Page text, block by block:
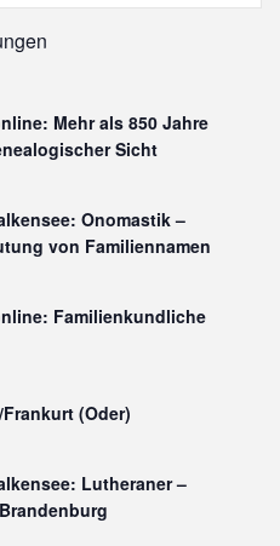
Mehr als 850 Jahre
Sicht
Onomastik –
von Familiennamen
Familienkundliche
(Oder)
Lutheraner –